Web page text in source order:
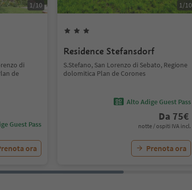
1/10
di
de
Guest Pass
ora
1/10
Residence Stefansdorf
S.Stefano, San Lorenzo di Sebato, Regione
dolomitica Plan de Corones
Alto Adige Guest Pass
Da 75€
notte / ospiti IVA incl.
Prenota ora